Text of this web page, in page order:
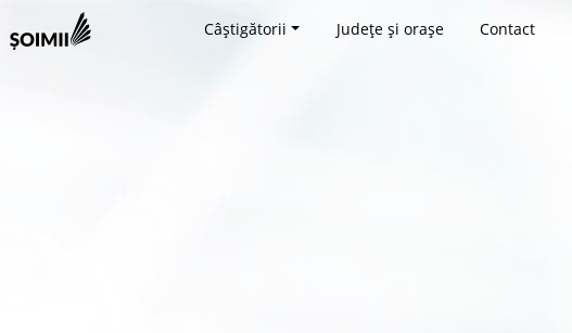
Câștigătorii Județe și orașe Contact